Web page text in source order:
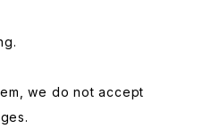
we do not accept